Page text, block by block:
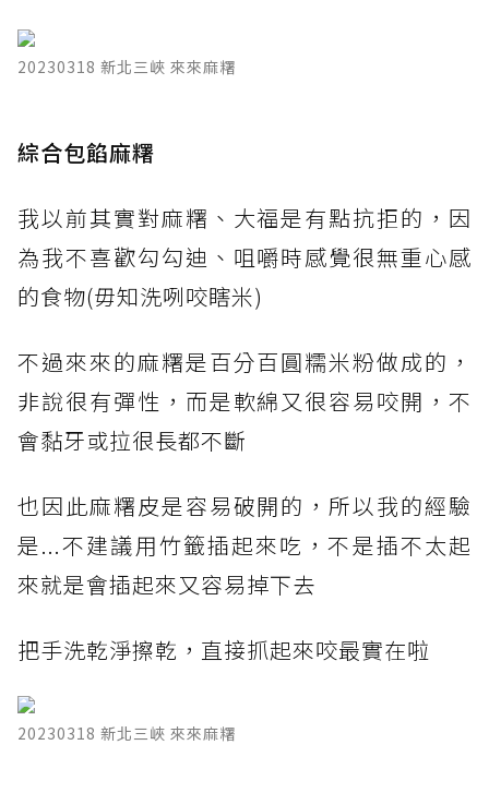
20230318 新北三峽 來來麻糬
​綜合包餡麻糬
我以前其實對麻糬、大福是有點抗拒的，因
為我不喜歡勾勾迪、咀嚼時感覺很無重心感
的食物(毋知洗咧咬瞎米)
不過來來的麻糬是百分百圓糯米粉做成的，
非說很有彈性，而是軟綿又很容易咬開，不
會黏牙或拉很長都不斷
也因此麻糬皮是容易破開的，所以我的經驗
是...不建議用竹籤插起來吃，不是插不太起
來就是會插起來又容易掉下去
把手洗乾淨擦乾，直接抓起來咬最實在啦
20230318 新北三峽 來來麻糬